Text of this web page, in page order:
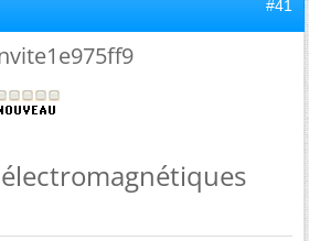
#41
électromagnétiques